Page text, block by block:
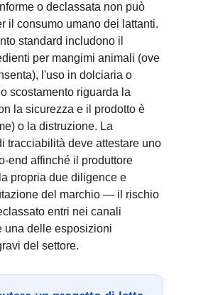
o declassata non può
il consumo umano dei lattanti.
standard includono il
per mangimi animali (ove
l'uso in dolciaria o
scostamento riguarda la
la sicurezza e il prodotto è
o la distruzione. La
tracciabilità deve attestare uno
end affinché il produttore
propria due diligence e
del marchio — il rischio
entri nei canali
una delle esposizioni
del settore.